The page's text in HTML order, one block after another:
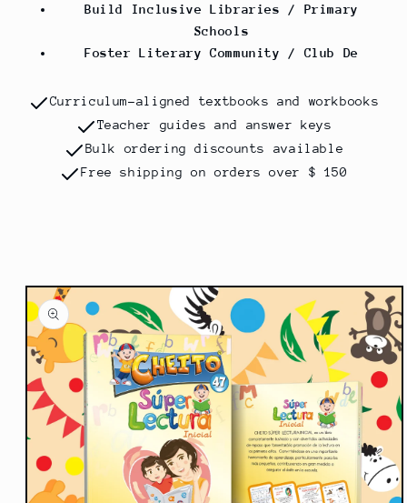
Build Inclusive Libraries / Primary
Schools
Foster Literary Community / Club De
Curriculum-aligned textbooks and workbooks
Teacher guides and answer keys
Bulk ordering discounts available
Free shipping on orders over $ 150
directamente
a la
información
del producto